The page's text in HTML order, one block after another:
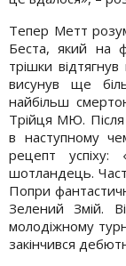
Тепер Метт
Беста, який на
трішки
висунув ще
найбільш
Трійця МЮ. Після
в наступному
рецепт успіху:
шотландець.
Попри
Зелений Змій.
молодіжному
закінчився